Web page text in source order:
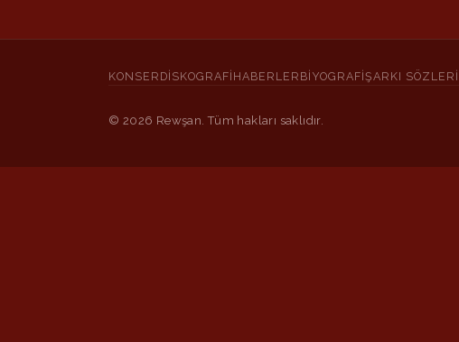
KONSER DISKOGRAFI HABERLER BIYOGRAFIŞARKI SÖZLERI
© 2026 Rewşan. Tüm hakları saklıdır.